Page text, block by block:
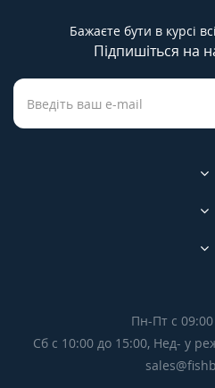
Бажаєте бути в курсі
Підпишіться на
Пн-Пт с
Сб с 10:00 до 15:00, Нед- у